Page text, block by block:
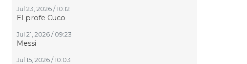
Jul 23, 2026 / 10:12
El profe Cuco
Jul 21, 2026 / 09:23
Messi
Jul 15, 2026 / 10:03